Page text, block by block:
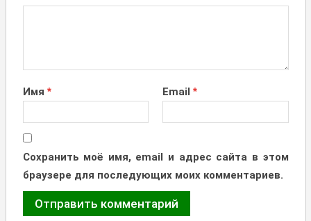
Имя * Email *
Сохранить моё имя, email и адрес сайта в этом
браузере для последующих моих комментариев.